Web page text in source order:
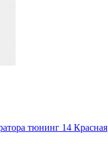
тюнинг 14 Красная